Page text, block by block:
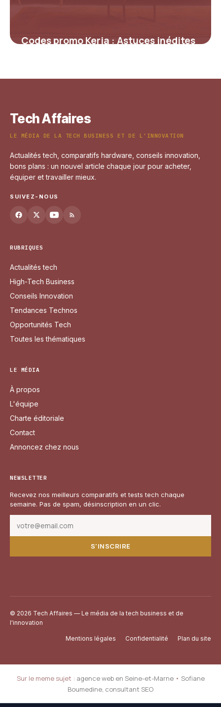
Codes promo Keria : Astuces inédites
Tech Affaires
LE MÉDIA DE LA TECH BUSINESS ET DE L'INNOVATION
Actualités tech, comparatifs hardware, conseils innovation,
bons plans : un nouvel article chaque jour pour acheter,
équiper et travailler mieux.
SUIVEZ-NOUS
RUBRIQUES
Actualités tech
High-Tech Business
Conseils Innovation
Tendances Technos
Opportunités Tech
Toutes les thématiques
LE MÉDIA
À propos
L'équipe
Charte éditoriale
Contact
Annoncez chez nous
NEWSLETTER
Recevez nos meilleurs comparatifs et tests tech chaque
semaine. Pas de spam, désinscription en un clic.
S'INSCRIRE
© 2026 Tech Affaires — Le média de la tech business et de
l'innovation
Mentions légales Confidentialité Plan du site
Sur le meme sujet : agence web en Seine-et-Marne• Sofiane
Boumedine, consultant SEO